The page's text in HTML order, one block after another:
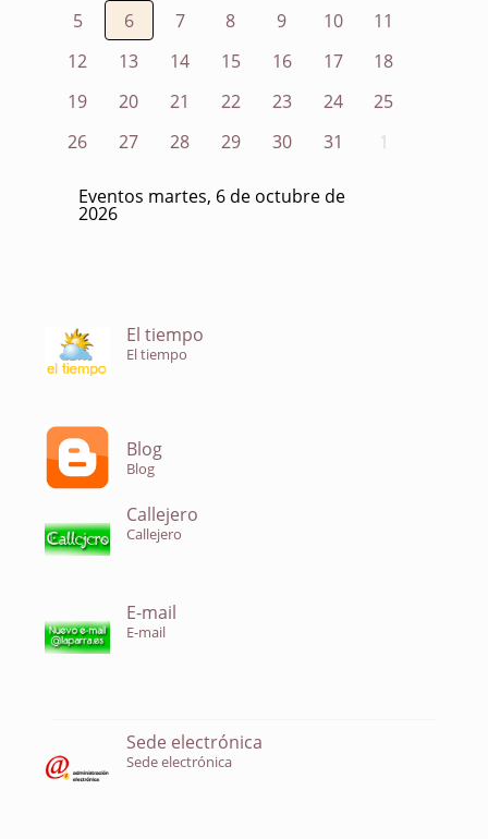
5
6 7 8 9 10
11
12
13 14 15 16 17
18
19
20 21 22 23 24
25
26
27 28 29 30 31 1
Eventos martes, 6 de octubre de
2026
El tiempo
El tiempo
Blog
Blog
Callejero
Callejero
E-mail
E-mail
Sede electrónica
Sede electrónica